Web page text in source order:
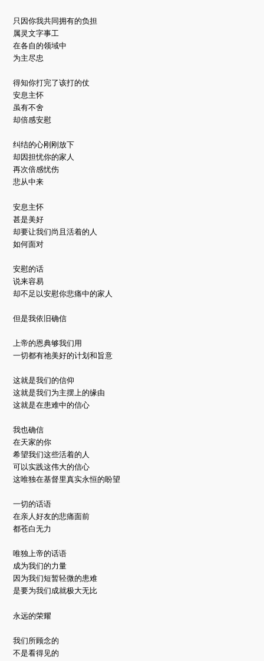
只因你我共同拥有的负担
属灵文字事工
在各自的领域中
为主尽忠
得知你打完了该打的仗
安息主怀
虽有不舍
却倍感安慰
纠结的心刚刚放下
却因担忧你的家人
再次倍感忧伤
悲从中来
安息主怀
甚是美好
却要让我们尚且活着的人
如何面对
安慰的话
说来容易
却不足以安慰你悲痛中的家人
但是我依旧确信
上帝的恩典够我们用
一切都有祂美好的计划和旨意
这就是我们的信仰
这就是我们为主摆上的缘由
这就是在患难中的信心
我也确信
在天家的你
希望我们这些活着的人
可以实践这伟大的信心
这唯独在基督里真实永恒的盼望
一切的话语
在亲人好友的悲痛面前
都苍白无力
唯独上帝的话语
成为我们的力量
因为我们短暂轻微的患难
是要为我们成就极大无比
永远的荣耀
我们所顾念的
不是看得见的